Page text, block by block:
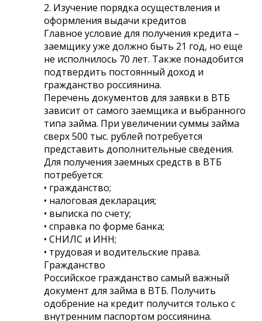
2. Изучение порядка осуществления и
оформления выдачи кредитов
Главное условие для получения кредита –
заемщику уже должно быть 21 год, но еще
не исполнилось 70 лет. Также понадобится
подтвердить постоянный доход и
гражданство россиянина.
Перечень документов для заявки в ВТБ
зависит от самого заемщика и выбранного
типа займа. При увеличении суммы займа
сверх 500 тыс. рублей потребуется
представить дополнительные сведения.
Для получения заемных средств в ВТБ
потребуется:
• гражданство;
• налоговая декларация;
• выписка по счету;
• справка по форме банка;
• СНИЛС и ИНН;
• трудовая и водительские права.
Гражданство
Российское гражданство самый важный
документ для займа в ВТБ. Получить
одобрение на кредит получится только с
внутренним паспортом россиянина.